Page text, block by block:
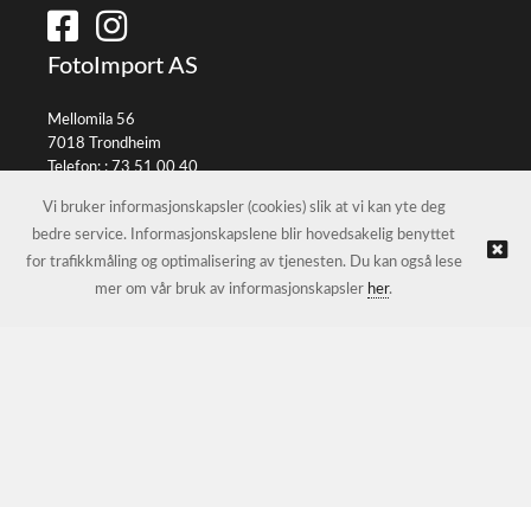
FotoImport AS
Mellomila 56
7018 Trondheim
Telefon: :73 51 00 40
© FotoImport AS | Nettbutikk levert av Kréatif
Vi bruker informasjonskapsler (cookies) slik at vi kan yte deg
bedre service. Informasjonskapslene blir hovedsakelig benyttet
for trafikkmåling og optimalisering av tjenesten. Du kan også lese
mer om vår bruk av informasjonskapsler her.